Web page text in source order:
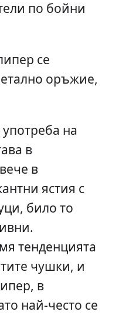
по бойни
се
оръжие,
на
в
в
ястия с
било то
тенденцията
чушки, и
в
най-често се